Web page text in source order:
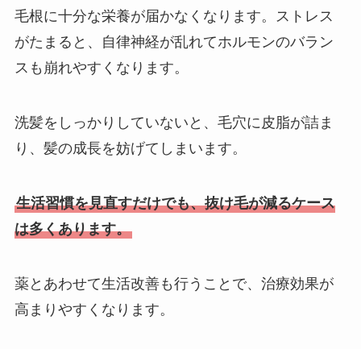
毛根に十分な栄養が届かなくなります。ストレス
がたまると、自律神経が乱れてホルモンのバラン
スも崩れやすくなります。
洗髪をしっかりしていないと、毛穴に皮脂が詰ま
り、髪の成長を妨げてしまいます。
生活習慣を見直すだけでも、抜け毛が減るケース
は多くあります。
薬とあわせて生活改善も行うことで、治療効果が
高まりやすくなります。